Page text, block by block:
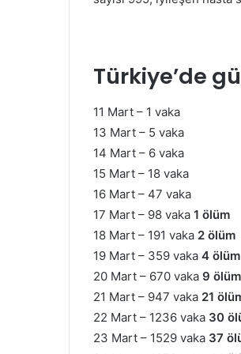
Türkiye’de
11 Mart – 1 vaka
13 Mart – 5 vaka
14 Mart – 6 vaka
15 Mart – 18 vaka
16 Mart – 47 vaka
17 Mart – 98 vaka 1 ölüm
18 Mart – 191 vaka 2 ölüm
19 Mart – 359 vaka 4 ölüm
20 Mart – 670 vaka 9 ölüm
21 Mart – 947 vaka 21
22 Mart – 1236 vaka 30
23 Mart – 1529 vaka 37